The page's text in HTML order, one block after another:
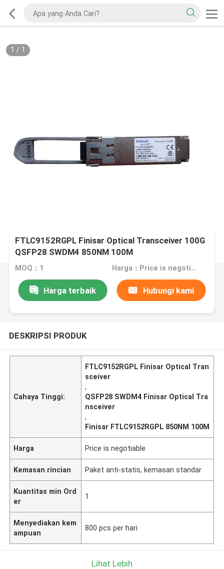
1 / 1
FTLC9152RGPL Finisar Optical Transceiver 100G
QSFP28 SWDM4 850NM 100M
MOQ：1 Harga：Price is negotiable
Harga terbaik Hubungi kami
DESKRIPSI PRODUK
Cahaya Tinggi:
FTLC9152RGPL Finisar Optical Tran
sceiver
,
QSFP28 SWDM4 Finisar Optical Tra
nsceiver
,
Finisar FTLC9152RGPL 850NM 100M
Harga Price is negotiable
Kemasan rincian Paket anti-statis, kemasan standar
Kuantitas min Ord
er
1
Menyediakan kem
ampuan
800 pcs per hari
Lihat Lebih